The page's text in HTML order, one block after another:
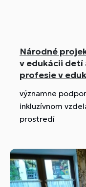
kvality v OVP a
predstavuje
trvalého a
odborného ...
Národné
v edukácii detí a
profesie v
významne
inkluzívnom
prostredí